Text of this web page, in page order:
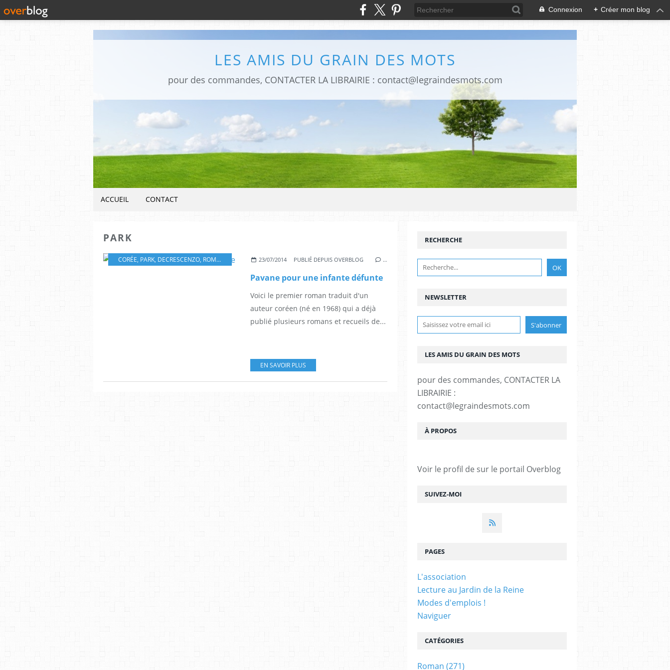
Connexion + Créer mon blog
LES AMIS DU GRAIN DES MOTS
pour des commandes, CONTACTER LA LIBRAIRIE : contact@legraindesmots.com
ACCUEIL CONTACT
PARK
CORÉE, PARK, DECRESCENZO, ROMAN 23/07/2014 PUBLIÉ DEPUIS OVERBLOG …
Pavane pour une infante défunte
Voici le premier roman traduit d'un
auteur coréen (né en 1968) qui a déjà
publié plusieurs romans et recueils de...
EN SAVOIR PLUS
NEWSLETTER
SUIVEZ-MOI
RECHERCHE
LES AMIS DU GRAIN DES MOTS
pour des commandes, CONTACTER LA
LIBRAIRIE :
contact@legraindesmots.com
À PROPOS
Voir le profil de sur le portail Overblog
PAGES
L'association
Lecture au Jardin de la Reine
Modes d'emplois !
Naviguer
CATÉGORIES
Roman (271)